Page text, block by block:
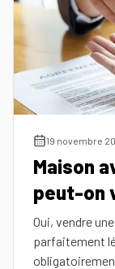
formations
vos
revenus
Profil
Mandataire
Agence
Réserver
ma
place
pour
19 novembre
Maison
peut-on
Oui, vendre
parfaitement